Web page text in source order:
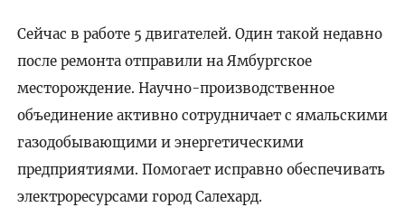
Сейчас в работе 5 двигателей. Один такой недавно
после ремонта отправили на Ямбургское
месторождение. Научно-производственное
объединение активно сотрудничает с ямальскими
газодобывающими и энергетическими
предприятиями. Помогает исправно обеспечивать
электроресурсами город Салехард.